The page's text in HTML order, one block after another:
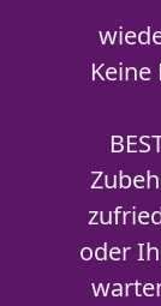
oder